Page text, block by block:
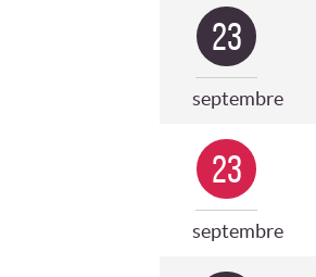
23
septembre
23
septembre